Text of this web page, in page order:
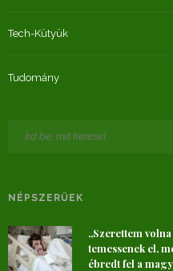
Tech-Kütyük
Tudomány
NÉPSZERŰEK
„Szerettem
temessenek el,
ébredt fel a